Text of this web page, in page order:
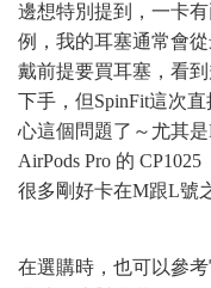
邊想特別提到，一卡
例，我的耳塞通常會
戴前提要買耳塞，看
下手，但SpinFit這次
心這個問題了～尤其
AirPods Pro 的
很多剛好卡在M跟L號
在選購時，也可以參